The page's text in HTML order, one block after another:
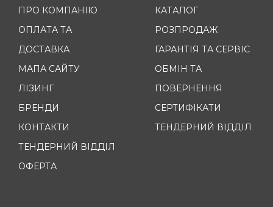
ПРО КОМПАНІЮ
ОПЛАТА ТА
ДОСТАВКА
МАПА САЙТУ
ЛІЗИНГ
БРЕНДИ
КОНТАКТИ
ТЕНДЕРНИЙ ВІДДІЛ
ОФЕРТА
КАТАЛОГ
РОЗПРОДАЖ
ГАРАНТІЯ ТА СЕРВІС
ОБМІН ТА
ПОВЕРНЕННЯ
СЕРТИФІКАТИ
ТЕНДЕРНИЙ ВІДДІЛ